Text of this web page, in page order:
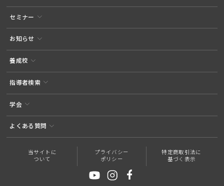
セミナー
お知らせ
養成校
指導者検索
学会
よくある質問
当サイトに
ついて
プライバシー
ポリシー
特定商取引法に
基づく表示